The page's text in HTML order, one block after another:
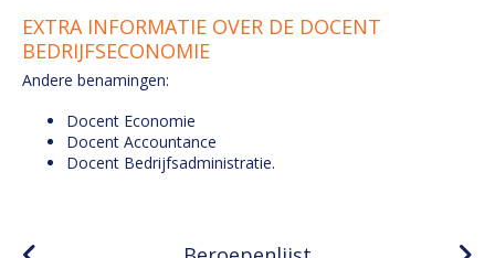
EXTRA INFORMATIE OVER DE DOCENT
BEDRIJFSECONOMIE
Andere benamingen:
Docent Economie
Docent Accountance
Docent Bedrijfsadministratie.